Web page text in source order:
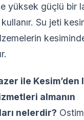
yüksek güçlü bir
Su jeti
ile Kesim’den
almanın
nelerdir?